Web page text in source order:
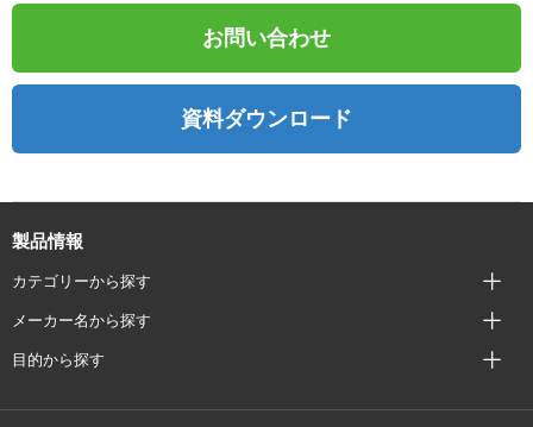
お問い合わせ
資料ダウンロード
製品情報
カテゴリーから探す
メーカー名から探す
目的から探す